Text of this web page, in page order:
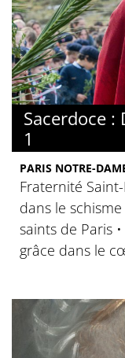
Sacerdoce
1
PARIS NOTRE-
Fraternité
dans le schisme
saints de Paris
grâce dans le